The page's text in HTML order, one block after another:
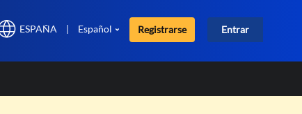
ESPAÑA | Español Registrarse Entrar